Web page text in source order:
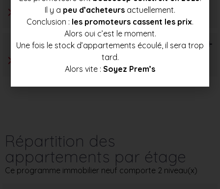
T6+
Répartition des
appartements par étage
Ce programme immobilier neuf comporte 2 niveau(x)
Il y a peu d’acheteurs actuellement.
Conclusion : les promoteurs cassent les prix.
Alors oui c’est le moment.
Une fois le stock d’appartements écoulé, il sera trop
tard.
Alors vite : Soyez Prem’s